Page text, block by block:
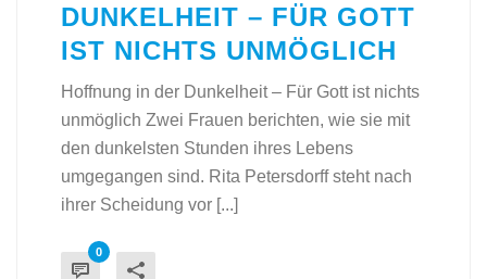
DUNKELHEIT – FÜR GOTT
IST NICHTS UNMÖGLICH
Hoffnung in der Dunkelheit – Für Gott ist nichts
unmöglich Zwei Frauen berichten, wie sie mit
den dunkelsten Stunden ihres Lebens
umgegangen sind. Rita Petersdorff steht nach
ihrer Scheidung vor [...]
0